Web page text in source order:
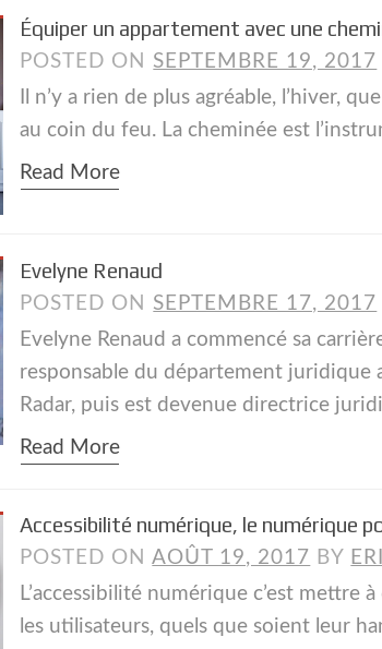
Équiper un appartement avec une
POSTED ON SEPTEMBRE 19, 2017
Il n’y a rien de plus agréable, l’hiver,
au coin du feu. La cheminée est
Read More
Evelyne Renaud
POSTED ON SEPTEMBRE 17, 2017
Evelyne Renaud a commencé sa
responsable du département juridique
Radar, puis est devenue directrice
Read More
Accessibilité numérique, le numérique
POSTED ONAOÛT 19, 2017 BY
L’accessibilité numérique c’est mettre
les utilisateurs, quels que soient leur